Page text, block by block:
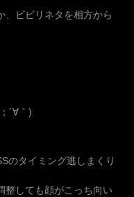
、ビビリネタを相方から
´∀｀)
のタイミング逃しまくり
整しても顔がこっち向い